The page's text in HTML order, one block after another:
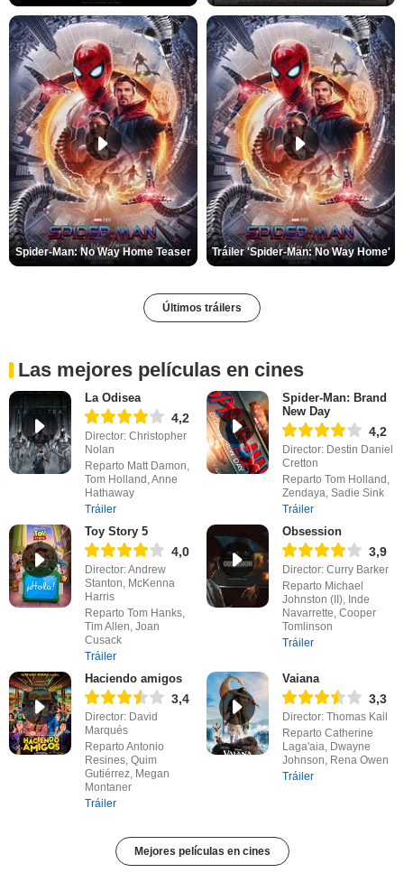
Spider-Man: No Way Home Teaser Tráiler 'Spider-Man: No Way Home'
Últimos tráilers
Las mejores películas en cines
La Odisea
4,2
Director: Christopher
Nolan
Reparto Matt Damon,
Tom Holland, Anne
Hathaway
Tráiler
Spider-Man: Brand
New Day
4,2
Director: Destin Daniel
Cretton
Reparto Tom Holland,
Zendaya, Sadie Sink
Tráiler
Toy Story 5
4,0
Director: Andrew
Stanton, McKenna
Harris
Reparto Tom Hanks,
Tim Allen, Joan
Cusack
Tráiler
Obsession
3,9
Director: Curry Barker
Reparto Michael
Johnston (II), Inde
Navarrette, Cooper
Tomlinson
Tráiler
Haciendo amigos
3,4
Director: David
Marqués
Reparto Antonio
Resines, Quim
Gutiérrez, Megan
Montaner
Tráiler
Vaiana
3,3
Director: Thomas Kail
Reparto Catherine
Laga'aia, Dwayne
Johnson, Rena Owen
Tráiler
Mejores películas en cines